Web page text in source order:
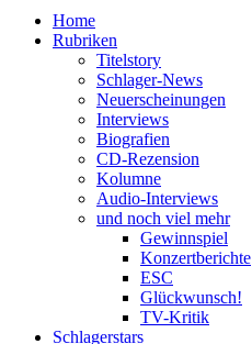
Home
Rubriken
Titelstory
Schlager-News
Neuerscheinungen
Interviews
Biografien
CD-Rezension
Kolumne
Audio-Interviews
und noch viel mehr
Gewinnspiel
Konzertberichte
ESC
Glückwunsch!
TV-Kritik
Schlagerstars